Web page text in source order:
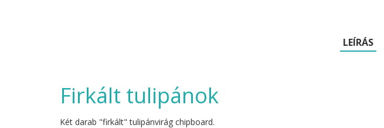
LEÍRÁS
Firkált tulipánok
Két darab "firkált" tulipánvirág chipboard.